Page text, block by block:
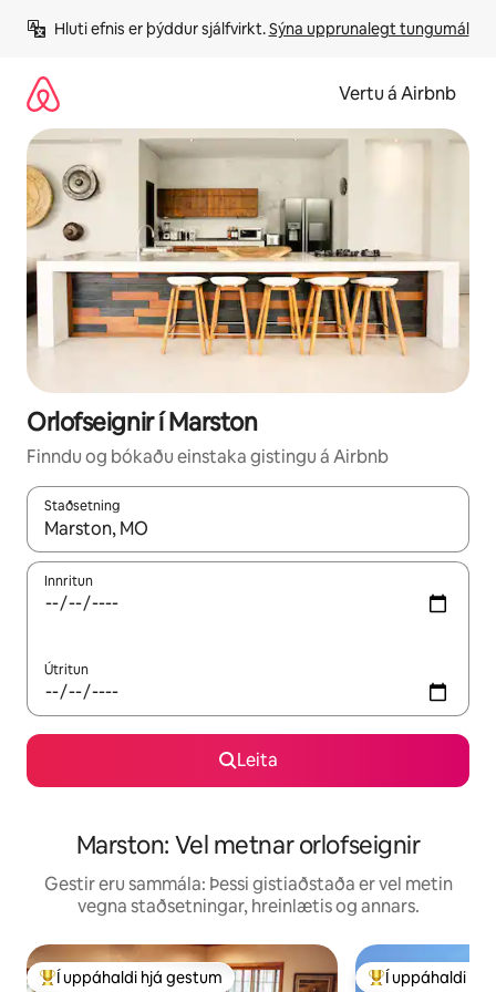
beint
Hluti efnis er þýddur sjálfvirkt. Sýna upprunalegt tungumál
Vertu á Airbnb
Orlofseignir í Marston
Finndu og bókaðu einstaka gistingu á Airbnb
Staðsetning
Þegar niðurstöður liggja fyrir skaltu nota upp og niður
Innritun
Útritun
Leita
Marston: Vel metnar orlofseignir
Gestir eru sammála: Þessi gistiaðstaða er vel metin
vegna staðsetningar, hreinlætis og annars.
Í mestu uppáhaldi hjá gestum
Í uppáhaldi hjá gestum Í mestu
Í uppáhaldi